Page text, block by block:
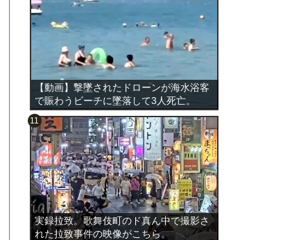
【動画】撃墜されたドローンが海水浴客
で賑わうビーチに墜落して3人死亡。
実録拉致。歌舞伎町のド真ん中で撮影さ
れた拉致事件の映像がこちら。